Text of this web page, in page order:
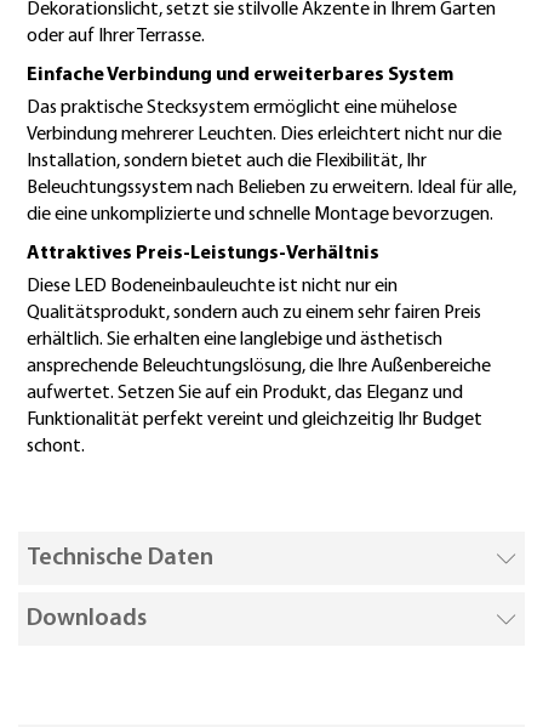
Dekorationslicht, setzt sie stilvolle Akzente in Ihrem Garten
oder auf Ihrer Terrasse.
Einfache Verbindung und erweiterbares System
Das praktische Stecksystem ermöglicht eine mühelose
Verbindung mehrerer Leuchten. Dies erleichtert nicht nur die
Installation, sondern bietet auch die Flexibilität, Ihr
Beleuchtungssystem nach Belieben zu erweitern. Ideal für alle,
die eine unkomplizierte und schnelle Montage bevorzugen.
Attraktives Preis-Leistungs-Verhältnis
Diese LED Bodeneinbauleuchte ist nicht nur ein
Qualitätsprodukt, sondern auch zu einem sehr fairen Preis
erhältlich. Sie erhalten eine langlebige und ästhetisch
ansprechende Beleuchtungslösung, die Ihre Außenbereiche
aufwertet. Setzen Sie auf ein Produkt, das Eleganz und
Funktionalität perfekt vereint und gleichzeitig Ihr Budget
schont.
Technische Daten
Downloads